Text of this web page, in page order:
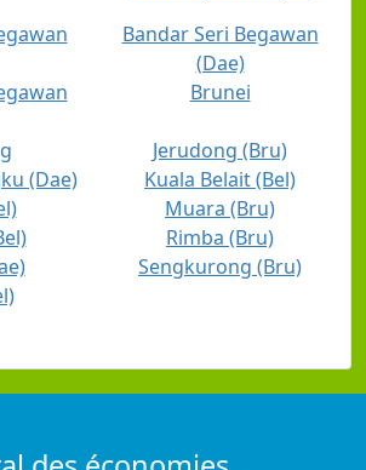
Bandar Seri Begawan
(Dae)
Brunei
Jerudong (Bru)
(Dae)
Kuala Belait (Bel)
Muara (Bru)
Rimba (Bru)
Sengkurong (Bru)